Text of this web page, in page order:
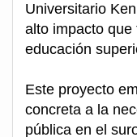
Universitario
alto impacto
educación
Este proyecto
concreta a la
pública en el